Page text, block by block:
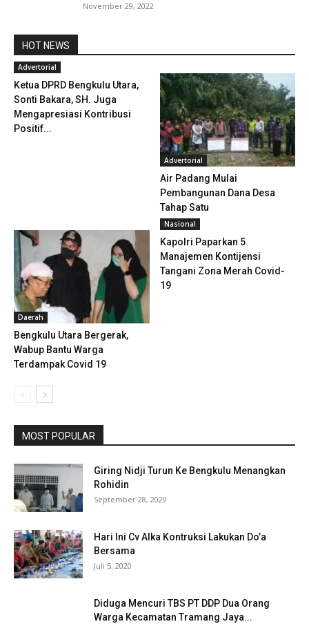
November 29, 2022
HOT NEWS
Advertorial
Ketua DPRD Bengkulu Utara,
Sonti Bakara, SH. Juga
Mengapresiasi Kontribusi
Positif...
Advertorial
Air Padang Mulai
Pembangunan Dana Desa
Tahap Satu
Daerah
Bengkulu Utara Bergerak,
Wabup Bantu Warga
Terdampak Covid 19
Nasional
Kapolri Paparkan 5
Manajemen Kontijensi
Tangani Zona Merah Covid-
19
MOST POPULAR
Giring Nidji Turun Ke Bengkulu Menangkan
Rohidin
September 28, 2020
Hari Ini Cv Alka Kontruksi Lakukan Do’a
Bersama
Juli 5, 2020
Diduga Mencuri TBS PT DDP Dua Orang
Warga Kecamatan Tramang Jaya...